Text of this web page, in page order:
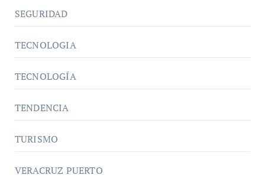
SEGURIDAD
TECNOLOGIA
TECNOLOGÍA
TENDENCIA
TURISMO
VERACRUZ PUERTO